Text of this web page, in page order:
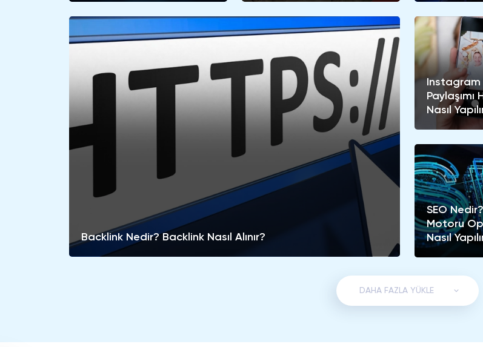
Backlink Nedir? Backlink Nasıl Alınır?
Instagram
Paylaşımı
Nasıl
SEO
Motoru
Nasıl
DAHA FAZLA YÜKLE